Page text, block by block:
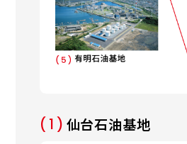
(1) 仙台石油基地